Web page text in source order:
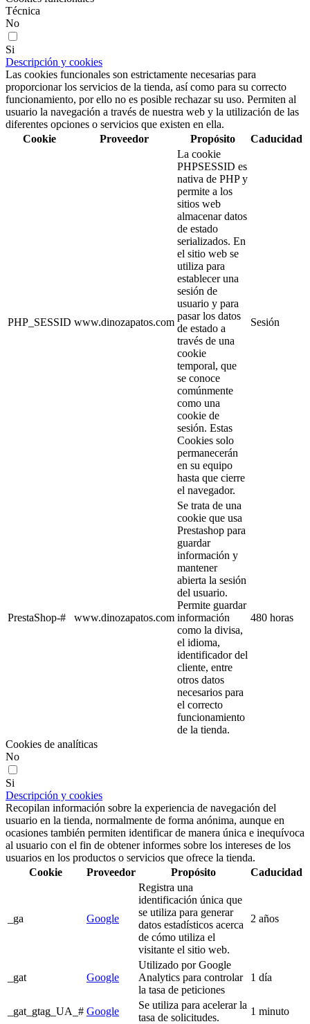
Técnica
No
Si
Descripción y cookies
Las cookies funcionales son estrictamente necesarias para
proporcionar los servicios de la tienda, así como para su correcto
funcionamiento, por ello no es posible rechazar su uso. Permiten al
usuario la navegación a través de nuestra web y la utilización de las
diferentes opciones o servicios que existen en ella.
Cookie
Proveedor Propósito Caducidad
PHP_SESSID www.dinozapatos.com
La cookie
PHPSESSID es
nativa de PHP y
permite a los
sitios web
almacenar datos
de estado
serializados. En
el sitio web se
utiliza para
establecer una
sesión de
usuario y para
pasar los datos
de estado a
través de una
cookie
temporal, que
se conoce
comúnmente
como una
cookie de
sesión. Estas
Cookies solo
permanecerán
en su equipo
hasta que cierre
el navegador.
Sesión
PrestaShop-# www.dinozapatos.com
Se trata de una
cookie que usa
Prestashop para
guardar
información y
mantener
abierta la sesión
del usuario.
Permite guardar
información
como la divisa,
el idioma,
identificador del
cliente, entre
otros datos
necesarios para
el correcto
funcionamiento
de la tienda.
480 horas
Cookies de analíticas
No
Si
Descripción y cookies
Recopilan información sobre la experiencia de navegación del
usuario en la tienda, normalmente de forma anónima, aunque en
ocasiones también permiten identificar de manera única e inequívoca
al usuario con el fin de obtener informes sobre los intereses de los
usuarios en los productos o servicios que ofrece la tienda.
Cookie
Proveedor Propósito Caducidad
_ga Google
Registra una
identificación única que
se utiliza para generar
datos estadísticos acerca
de cómo utiliza el
visitante el sitio web.
2 años
_gat Google
Utilizado por Google
Analytics para controlar
la tasa de peticiones
1 día
_gat_gtag_UA_# Google
Se utiliza para acelerar la
tasa de solicitudes.
1 minuto